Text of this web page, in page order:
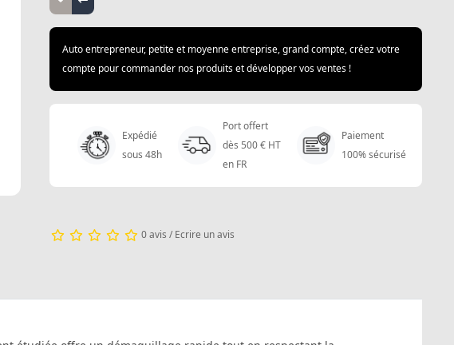
Auto entrepreneur, petite et moyenne entreprise, grand compte, créez votre
compte pour commander nos produits et développer vos ventes !
Expédié
sous 48h
Port offert
dès 500 € HT
en FR
Paiement
100% sécurisé
0 avis / Ecrire un avis